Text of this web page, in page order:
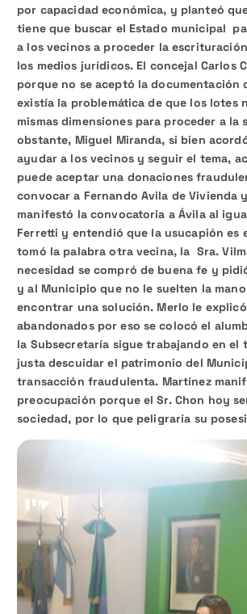
por capacidad económica, y planteó
tiene que buscar el Estado municipal
a los vecinos a proceder la
los medios jurídicos. El concejal Carlos
porque no se aceptó la documentación
existía la problemática de que los lotes
mismas dimensiones para proceder a la
obstante, Miguel Miranda, si bien
ayudar a los vecinos y seguir el tema,
puede aceptar una donaciones
convocar a Fernando Avila de Vivienda
manifestó la convocatoria a Ávila al
Ferretti y entendió que la usucapión es
tomó la palabra otra vecina, la Sra.
necesidad se compró de buena fe y
y al Municipio que no le suelten la
encontrar una solución. Merlo le
abandonados por eso se colocó el
la Subsecretaría sigue trabajando en el
justa descuidar el patrimonio del
transacción fraudulenta. Martínez
preocupación porque el Sr. Chon hoy
sociedad, por lo que peligraría su